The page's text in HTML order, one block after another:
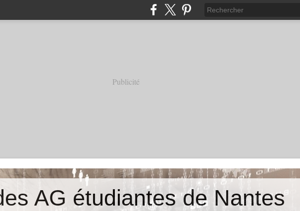
Publicité
AG étudiantes de Nantes